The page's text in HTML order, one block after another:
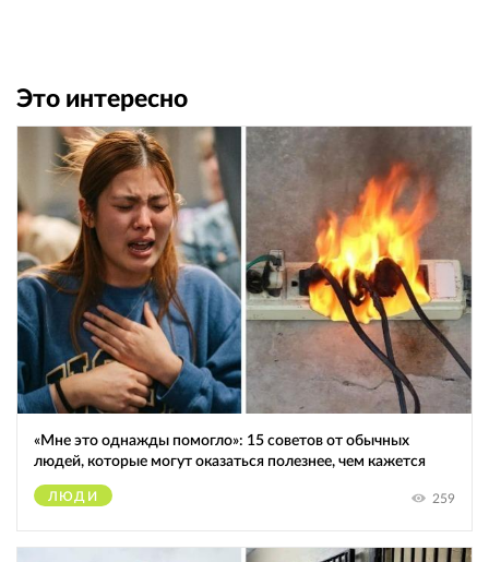
Это интересно
«Мне это однажды помогло»: 15 советов от обычных
людей, которые могут оказаться полезнее, чем кажется
ЛЮДИ 259